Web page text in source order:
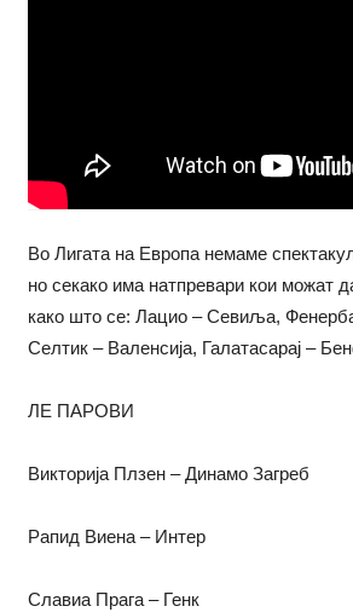
Во Лигата на Европа немаме
но секако има натпревари кои можат
како што се: Лацио – Севиља,
Селтик – Валенсија, Галатасарај –
ЛЕ ПАРОВИ
Викторија Плзен – Динамо Загреб
Рапид Виена – Интер
Славиа Прага – Генк